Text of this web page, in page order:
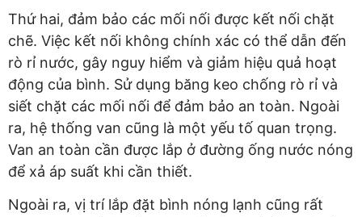
Thứ hai, đảm bảo các mối nối được kết nối chặt
chẽ. Việc kết nối không chính xác có thể dẫn đến
rò rỉ nước, gây nguy hiểm và giảm hiệu quả hoạt
động của bình. Sử dụng băng keo chống rò rỉ và
siết chặt các mối nối để đảm bảo an toàn. Ngoài
ra, hệ thống van cũng là một yếu tố quan trọng.
Van an toàn cần được lắp ở đường ống nước nóng
để xả áp suất khi cần thiết.
Ngoài ra, vị trí lắp đặt bình nóng lạnh cũng rất